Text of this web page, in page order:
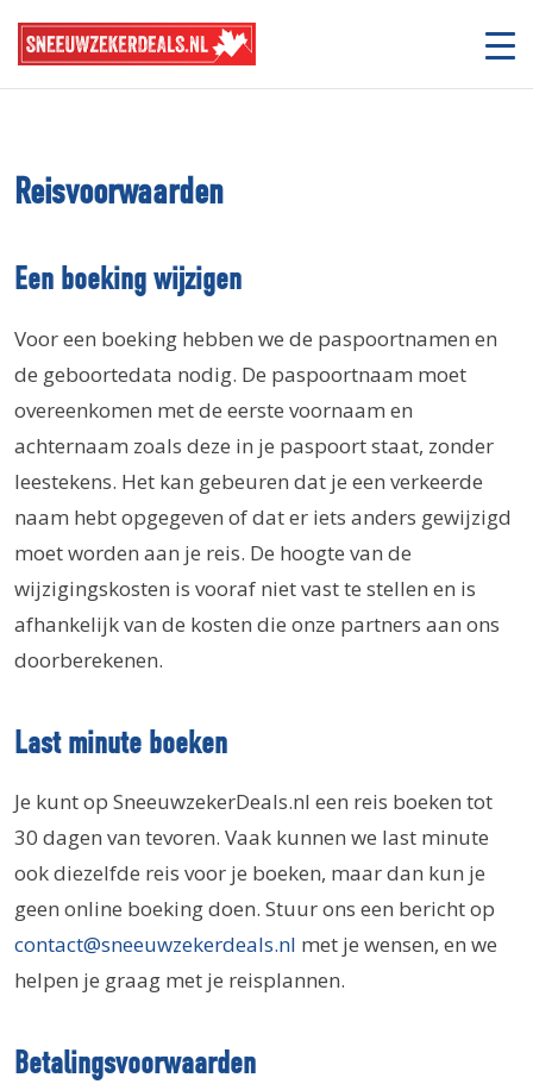
Reisvoorwaarden
Een boeking wijzigen
Voor een boeking hebben we de paspoortnamen en
de geboortedata nodig. De paspoortnaam moet
overeenkomen met de eerste voornaam en
achternaam zoals deze in je paspoort staat, zonder
leestekens. Het kan gebeuren dat je een verkeerde
naam hebt opgegeven of dat er iets anders gewijzigd
moet worden aan je reis. De hoogte van de
wijzigingskosten is vooraf niet vast te stellen en is
afhankelijk van de kosten die onze partners aan ons
doorberekenen.
Last minute boeken
Je kunt op SneeuwzekerDeals.nl een reis boeken tot
30 dagen van tevoren. Vaak kunnen we last minute
ook diezelfde reis voor je boeken, maar dan kun je
geen online boeking doen. Stuur ons een bericht op
contact@sneeuwzekerdeals.nl met je wensen, en we
helpen je graag met je reisplannen.
Betalingsvoorwaarden